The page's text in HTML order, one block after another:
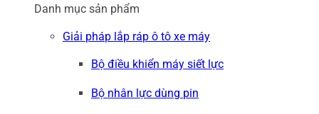
Danh mục sản phẩm
Giải pháp lắp ráp ô tô xe máy
Bộ điều khiển máy siết lực
Bộ nhân lực dùng pin